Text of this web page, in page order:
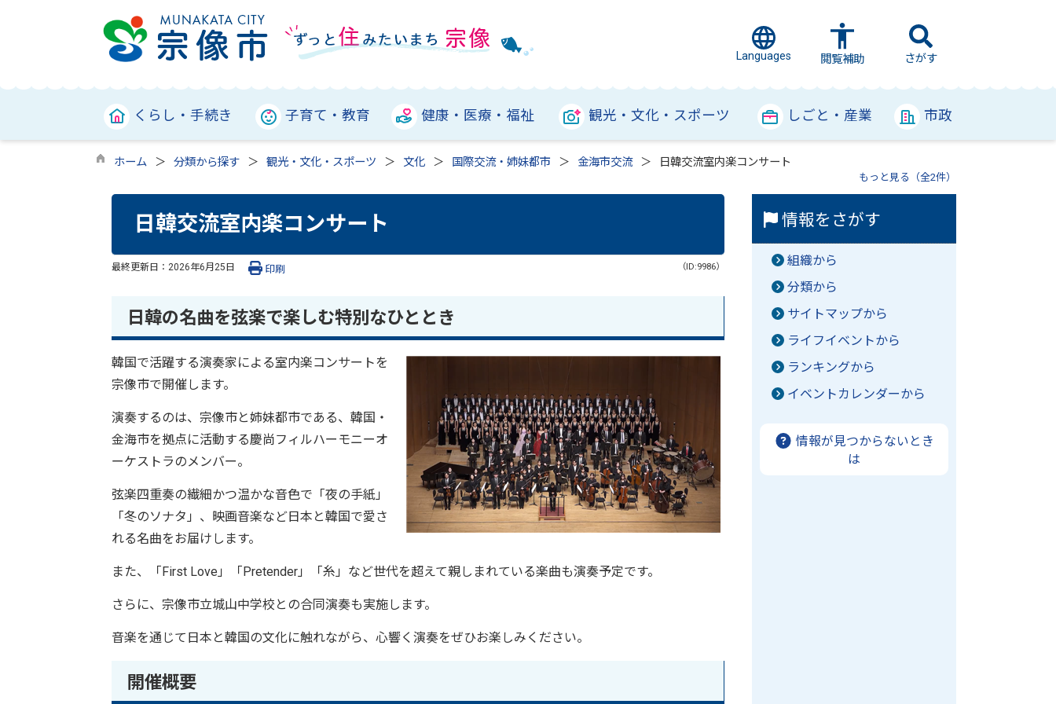
Languages 閲覧補助 さがす
くらし・手続き 子育て・教育 健康・医療・福祉 観光・文化・スポーツ しごと・産業 市政
ホーム 分類から探す 観光・文化・スポーツ 文化 国際交流・姉妹都市 金海市交流 日韓交流室内楽コンサート
もっと見る（全2件）
日韓交流室内楽コンサート
最終更新日： 2026年6月25日 （ID:9986）
印刷
日韓の名曲を弦楽で楽しむ特別なひととき
韓国で活躍する演奏家による室内楽コンサートを
宗像市で開催します。
演奏するのは、宗像市と姉妹都市である、韓国・
金海市を拠点に活動する慶尚フィルハーモニーオ
ーケストラのメンバー。
弦楽四重奏の繊細かつ温かな音色で「夜の手紙」
「冬のソナタ」、映画音楽など日本と韓国で愛さ
れる名曲をお届けします。
また、「First Love」「Pretender」「糸」など世代を超えて親しまれている楽曲も演奏予定です。
さらに、宗像市立城山中学校との合同演奏も実施します。
音楽を通じて日本と韓国の文化に触れながら、心響く演奏をぜひお楽しみください。
開催概要
情報をさがす
組織から
分類から
サイトマップから
ライフイベントから
ランキングから
イベントカレンダーから
情報が見つからないとき
は